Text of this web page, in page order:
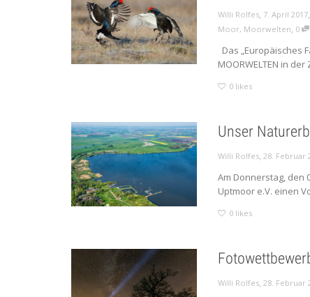
Willi Rolfes, 7. April 2017,
Moor, Moorwelten, 0
Das „Europäisches
MOORWELTEN in der
0 likes
Unser
Willi Rolfes,28. Februar
Am Donnerstag, den
Uptmoor e.V. einen
0 likes
Willi Rolfes,28. Februar